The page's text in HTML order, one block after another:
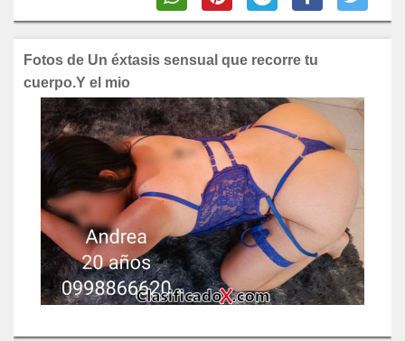
Fotos de Un éxtasis sensual que recorre tu
cuerpo.Y el mio